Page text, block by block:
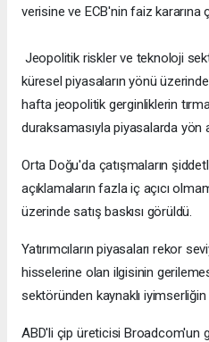
verisine ve ECB'nin faiz kararına
Jeopolitik riskler ve teknoloji
küresel piyasaların yönü
hafta jeopolitik gerginliklerin
duraksamasıyla piyasalarda yön
Orta Doğu'da çatışmaların
açıklamaların fazla iç açıcı
üzerinde satış baskısı görüldü.
Yatırımcıların piyasaları rekor
hisselerine olan ilgisinin
sektöründen kaynaklı
ABD'li çip üreticisi Broadcom'un